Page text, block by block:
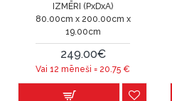
IZMĒRI (PxDxA)
80.00cm x 200.00cm x
19.00cm
249.00€
Vai 12 mēneši =20.75 €